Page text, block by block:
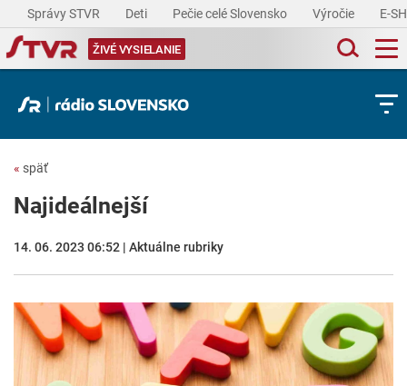
Správy STVR Deti Pečie celé Slovensko Výročie E-
ŽIVÉ VYSIELANIE
« späť
Najideálnejší
14. 06. 2023 06:52 | Aktuálne rubriky